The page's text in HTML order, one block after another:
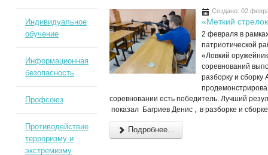
Создано: 02
«Меткий
2 февраля в
патриотической
«Ловкий
соревнований
разборку и сборку
соревновании есть победитель. Лучший
показал Багриев Денис , в разборке и
Подробнее...
Индивидуальное
обучение
Информационная
безопасность
Профсоюз
Противодействие
терроризму и
экстремизму